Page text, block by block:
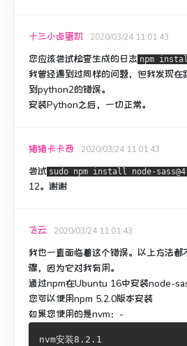
十三小卤蛋凯 2020/03/24 11:01:43
您应该尝试检查生成的日志 npm
我曾经遇到过同样的问题，但我发现在
到python2的错误。
安装Python之后，一切正常。
猪猪卡卡西 2020/03/24 11:01:43
尝试 sudo npm install node-
12。谢谢
飞云 2020/03/24 11:01:43
我也一直面临着这个错误。 以上方法都
骤，因为它对我有用。
通过npm在Ubuntu 16中安装node-
您可以使用npm 5.2.0版本安装
如果您使用的是nvm：-
nvm安装8.2.1